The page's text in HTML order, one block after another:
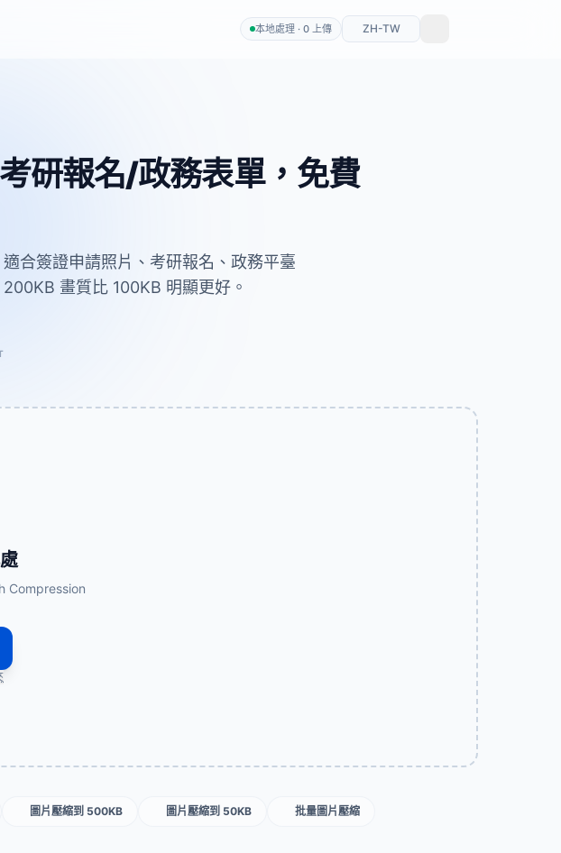
本地處理 · 0 上傳 ZH-TW
研報名/政務表單，免費
合簽證申請照片、考研報名、政務平臺
畫質比 100KB 明顯更好。
Compression
圖片壓縮到 500KB 圖片壓縮到 50KB 批量圖片壓縮